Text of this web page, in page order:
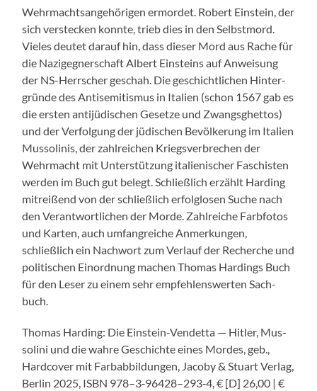
Wehrma­cht­sange­höri­gen ermordet. Robert Ein­stein, der
sich ver­steck­en kon­nte, trieb dies in den Selb­st­mord.
Vieles deutet darauf hin, dass dieser Mord aus Rache für
die Nazigeg­n­er­schaft Albert Ein­steins auf Anweisung
der NS-Herrsch­er geschah. Die geschichtlichen Hin­ter­
gründe des Anti­semitismus in Ital­ien (schon 1567 gab es
die ersten anti­jüdis­chen Geset­ze und Zwangs­ghet­tos)
und der Ver­fol­gung der jüdis­chen Bevölkerung im Ital­ien
Mus­soli­n­is, der zahlre­ichen Kriegsver­brechen der
Wehrma­cht mit Unter­stützung ital­ienis­ch­er Faschis­ten
wer­den im Buch gut belegt. Schließlich erzählt Hard­ing
mitreißend von der schließlich erfol­glosen Suche nach
den Ver­ant­wortlichen der Morde. Zahlre­iche Farb­fo­tos
und Karten, auch umfan­gre­iche Anmerkun­gen,
schließlich ein Nach­wort zum Ver­lauf der Recherche und
poli­tis­chen Einord­nung machen Thomas Hard­ings Buch
für den Leser zu einem sehr empfehlenswerten Sach­
buch.
Thomas Hard­ing: Die Ein­stein-Vendet­ta — Hitler, Mus­
soli­ni und die wahre Geschichte eines Mordes, geb.,
Hard­cov­er mit Farbab­bil­dun­gen, Jaco­by & Stu­art Ver­lag,
Berlin 2025, ISBN 978–3‑96428–293‑4, € [D] 26,00 | €